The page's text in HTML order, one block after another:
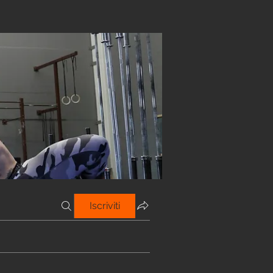
Iscriviti